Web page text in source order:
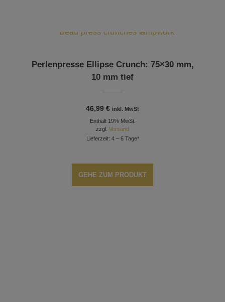
Perlenpresse Ellipse Crunch: 75×30 mm,
10 mm tief
46,99€ inkl. MwSt
Enthält 19% MwSt.
zzgl.Versand
Lieferzeit: 4 – 6 Tage*
GEHE ZUM PRODUKT